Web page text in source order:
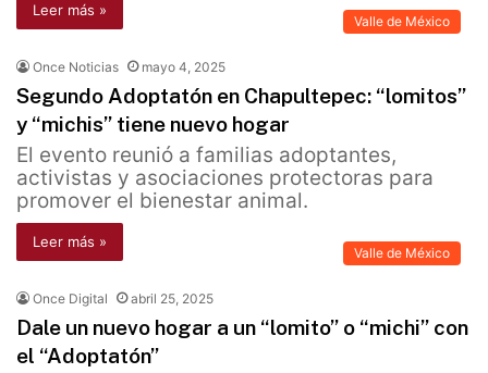
Leer más »
Valle de México
Once Noticias mayo 4, 2025
Segundo Adoptatón en Chapultepec: “lomitos”
y “michis” tiene nuevo hogar
El evento reunió a familias adoptantes,
activistas y asociaciones protectoras para
promover el bienestar animal.
Leer más »
Valle de México
Once Digital abril 25, 2025
Dale un nuevo hogar a un “lomito” o “michi” con
el “Adoptatón”